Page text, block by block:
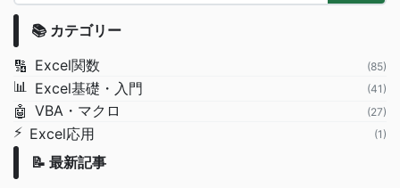
📚 カテゴリー
🔢 Excel関数 (85)
📊 Excel基礎・入門 (41)
🤖 VBA・マクロ (27)
⚡ Excel応用 (1)
📝 最新記事